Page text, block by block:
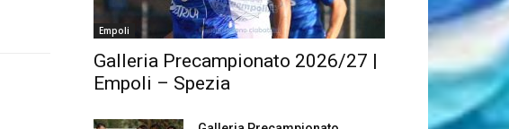
Empoli
Galleria Precampionato 2026/27 |
Empoli – Spezia